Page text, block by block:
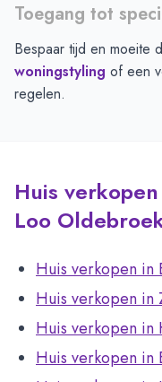
Toegang tot
Bespaar tijd en moeite
woningstyling of een
regelen.
Huis
Loo
Huis verkopen in
Huis verkopen in
Huis verkopen in
Huis verkopen in